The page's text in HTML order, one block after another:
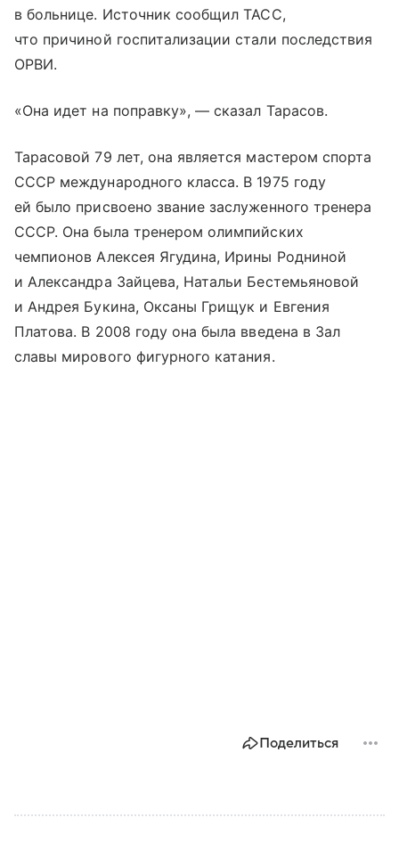
в больнице. Источник сообщил ТАСС,
что причиной госпитализации стали последствия
ОРВИ.
«Она идет на поправку», — сказал Тарасов.
Тарасовой 79 лет, она является мастером спорта
СССР международного класса. В 1975 году
ей было присвоено звание заслуженного тренера
СССР. Она была тренером олимпийских
чемпионов Алексея Ягудина, Ирины Родниной
и Александра Зайцева, Натальи Бестемьяновой
и Андрея Букина, Оксаны Грищук и Евгения
Платова. В 2008 году она была введена в Зал
славы мирового фигурного катания.
Поделиться